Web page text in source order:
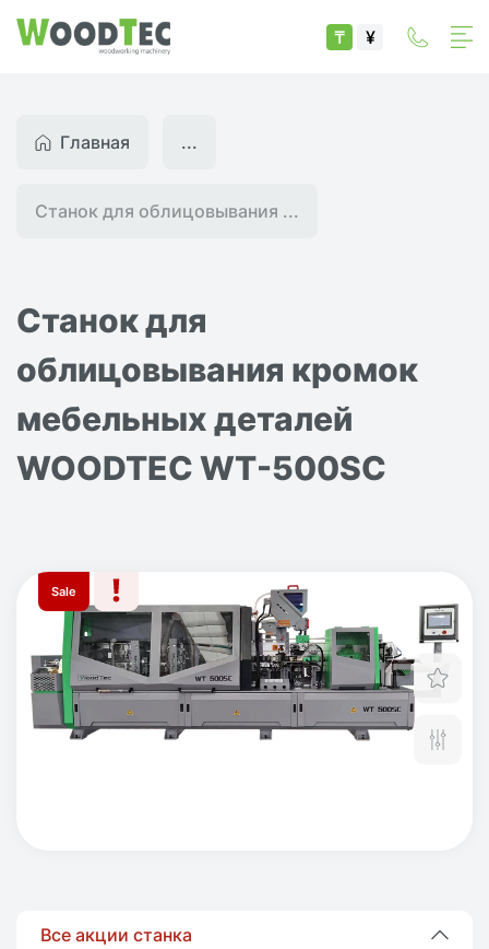
₸ ¥
Главная
Станок для облицовывания ...
...
Станок для
облицовывания кромок
мебельных деталей
WOODTEC WT-500SC
Sale
Все акции станка